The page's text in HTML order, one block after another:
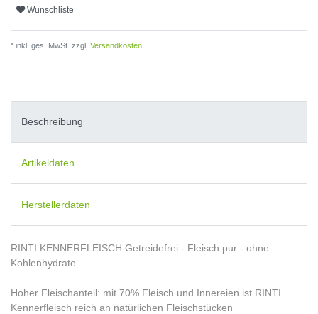
Wunschliste
* inkl. ges. MwSt. zzgl. Versandkosten
Beschreibung
Artikeldaten
Herstellerdaten
RINTI KENNERFLEISCH Getreidefrei - Fleisch pur - ohne
Kohlenhydrate.
Hoher Fleischanteil: mit 70% Fleisch und Innereien ist RINTI
Kennerfleisch reich an natürlichen Fleischstücken